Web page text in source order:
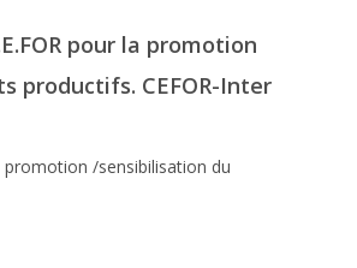
pour la promotion
productifs. CEFOR-Inter
promotion /sensibilisation du